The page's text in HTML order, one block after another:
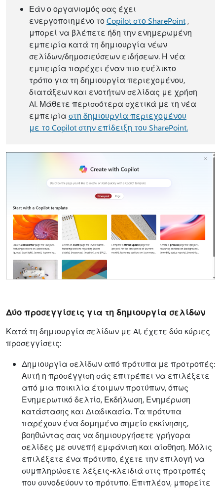
Εάν ο οργανισμός σας έχει
ενεργοποιημένο τοCopilot στο SharePoint,
μπορεί να βλέπετε ήδη την ενημερωμένη
εμπειρία κατά τη δημιουργία νέων
σελίδων/δημοσιεύσεων ειδήσεων. Η νέα
εμπειρία παρέχει έναν πιο ευέλικτο
τρόπο για τη δημιουργία περιεχομένου,
διατάξεων και ενοτήτων σελίδας με χρήση
AI. Μάθετε περισσότερα σχετικά με τη νέα
εμπειρία στη δημιουργία περιεχομένου
με το Copilot στην επίδειξη του SharePoint.
Δύο προσεγγίσεις για τη δημιουργία σελίδων
Κατά τη δημιουργία σελίδων με AI, έχετε δύο κύριες
προσεγγίσεις:
Δημιουργία σελίδων από πρότυπα με προτροπές:
Αυτή η προσέγγιση σάς επιτρέπει να επιλέξετε
από μια ποικιλία έτοιμων προτύπων, όπως
Ενημερωτικό δελτίο, Εκδήλωση, Ενημέρωση
κατάστασης και Διαδικασία. Τα πρότυπα
παρέχουν ένα δομημένο σημείο εκκίνησης,
βοηθώντας σας να δημιουργήσετε γρήγορα
σελίδες με συνεπή εμφάνιση και αίσθηση. Μόλις
επιλέξετε ένα πρότυπο, έχετε την επιλογή να
συμπληρώσετε λέξεις-κλειδιά στις προτροπές
που συνοδεύουν το πρότυπο. Επιπλέον, μπορείτε